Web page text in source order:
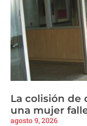
La colisión de
una mujer
agosto 9, 2026